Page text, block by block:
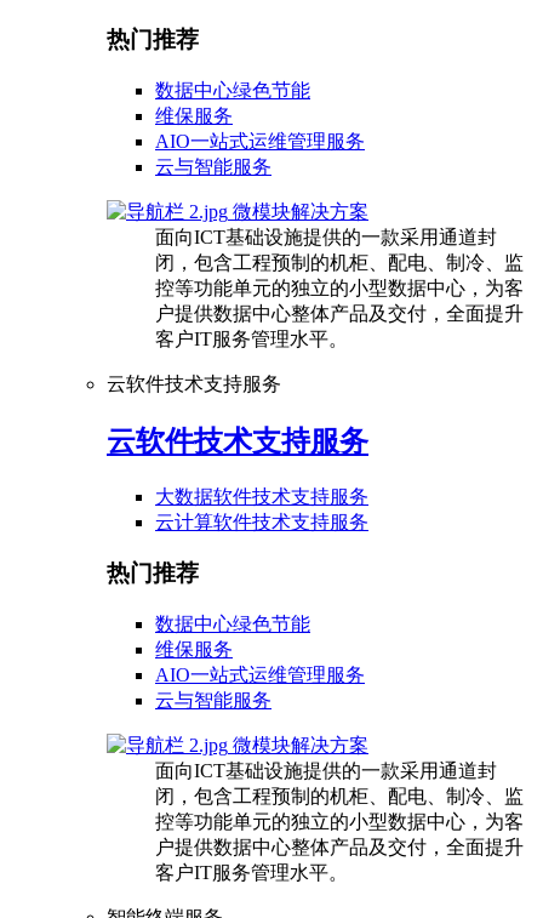
热门推荐
数据中心绿色节能
维保服务
AIO一站式运维管理服务
云与智能服务
微模块解决方案
面向ICT基础设施提供的一款采用通道封
闭，包含工程预制的机柜、配电、制冷、监
控等功能单元的独立的小型数据中心，为客
户提供数据中心整体产品及交付，全面提升
客户IT服务管理水平。
云软件技术支持服务
云软件技术支持服务
大数据软件技术支持服务
云计算软件技术支持服务
热门推荐
数据中心绿色节能
维保服务
AIO一站式运维管理服务
云与智能服务
微模块解决方案
面向ICT基础设施提供的一款采用通道封
闭，包含工程预制的机柜、配电、制冷、监
控等功能单元的独立的小型数据中心，为客
户提供数据中心整体产品及交付，全面提升
客户IT服务管理水平。